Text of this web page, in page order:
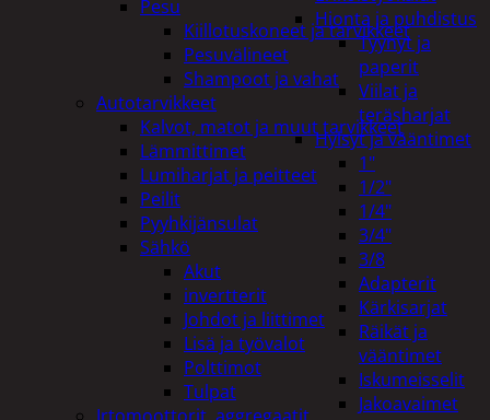
Hionta ja puhdistus
Tyynyt ja
paperit
Viilat ja
teräsharjat
Hylsyt ja vääntimet
1"
1/2"
1/4"
3/4"
3/8
Adapterit
Kärkisarjat
Räikät ja
vääntimet
Iskumeisselit
Jakoavaimet
Pesu
Kiillotuskoneet ja tarvikkeet
Pesuvälineet
Shampoot ja vahat
Autotarvikkeet
Kalvot, matot ja muut tarvikkeet
Lämmittimet
Lumiharjat ja peitteet
Peilit
Pyyhkijänsulat
Sähkö
Akut
invertterit
Johdot ja liittimet
Lisä ja työvalot
Polttimot
Tulpat